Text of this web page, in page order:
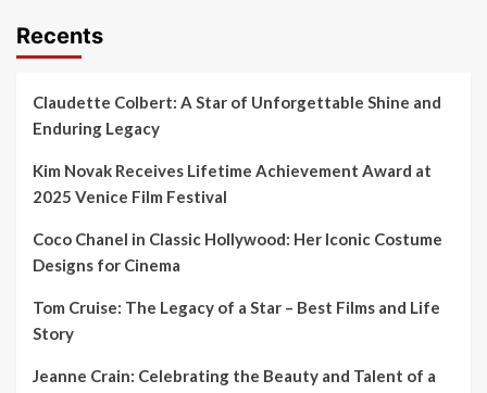
Recents
Claudette Colbert: A Star of Unforgettable Shine and
Enduring Legacy
Kim Novak Receives Lifetime Achievement Award at
2025 Venice Film Festival
Coco Chanel in Classic Hollywood: Her Iconic Costume
Designs for Cinema
Tom Cruise: The Legacy of a Star – Best Films and Life
Story
Jeanne Crain: Celebrating the Beauty and Talent of a